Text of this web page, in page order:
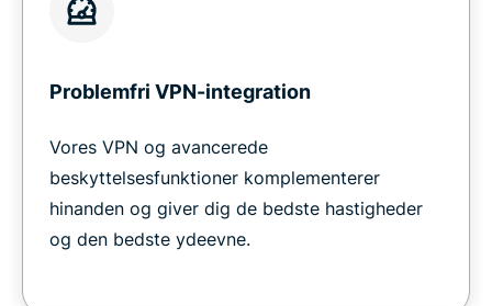
Problemfri VPN-integration
Vores VPN og avancerede
beskyttelsesfunktioner komplementerer
hinanden og giver dig de bedste hastigheder
og den bedste ydeevne.